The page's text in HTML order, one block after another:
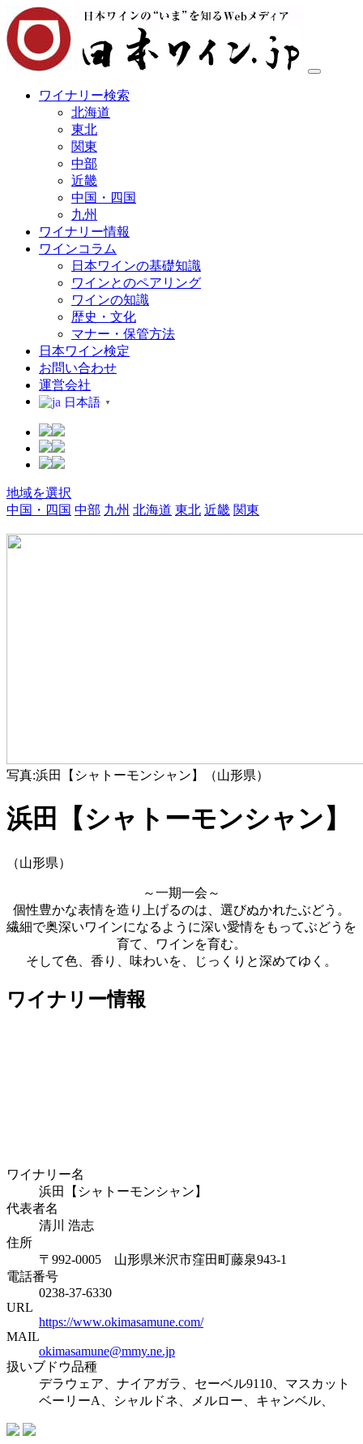
ワイナリー検索
北海道
東北
関東
中部
近畿
中国・四国
九州
ワイナリー情報
ワインコラム
日本ワインの基礎知識
ワインとのペアリング
ワインの知識
歴史・文化
マナー・保管方法
日本ワイン検定
お問い合わせ
運営会社
日本語 ▼
地域を選択
中国・四国 中部 九州 北海道 東北 近畿 関東
写真:浜田【シャトーモンシャン】（山形県）
浜田【シャトーモンシャン】
（山形県）
～一期一会～
個性豊かな表情を造り上げるのは、選びぬかれたぶどう。
繊細で奥深いワインになるように深い愛情をもってぶどうを
育て、ワインを育む。
そして色、香り、味わいを、じっくりと深めてゆく。
ワイナリー情報
ワイナリー名
浜田【シャトーモンシャン】
代表者名
清川 浩志
住所
〒992-0005 山形県米沢市窪田町藤泉943-1
電話番号
0238-37-6330
URL
https://www.okimasamune.com/
MAIL
okimasamune@mmy.ne.jp
扱いブドウ品種
デラウェア、ナイアガラ、セーベル9110、マスカット
ベーリーA、シャルドネ、メルロー、キャンベル、